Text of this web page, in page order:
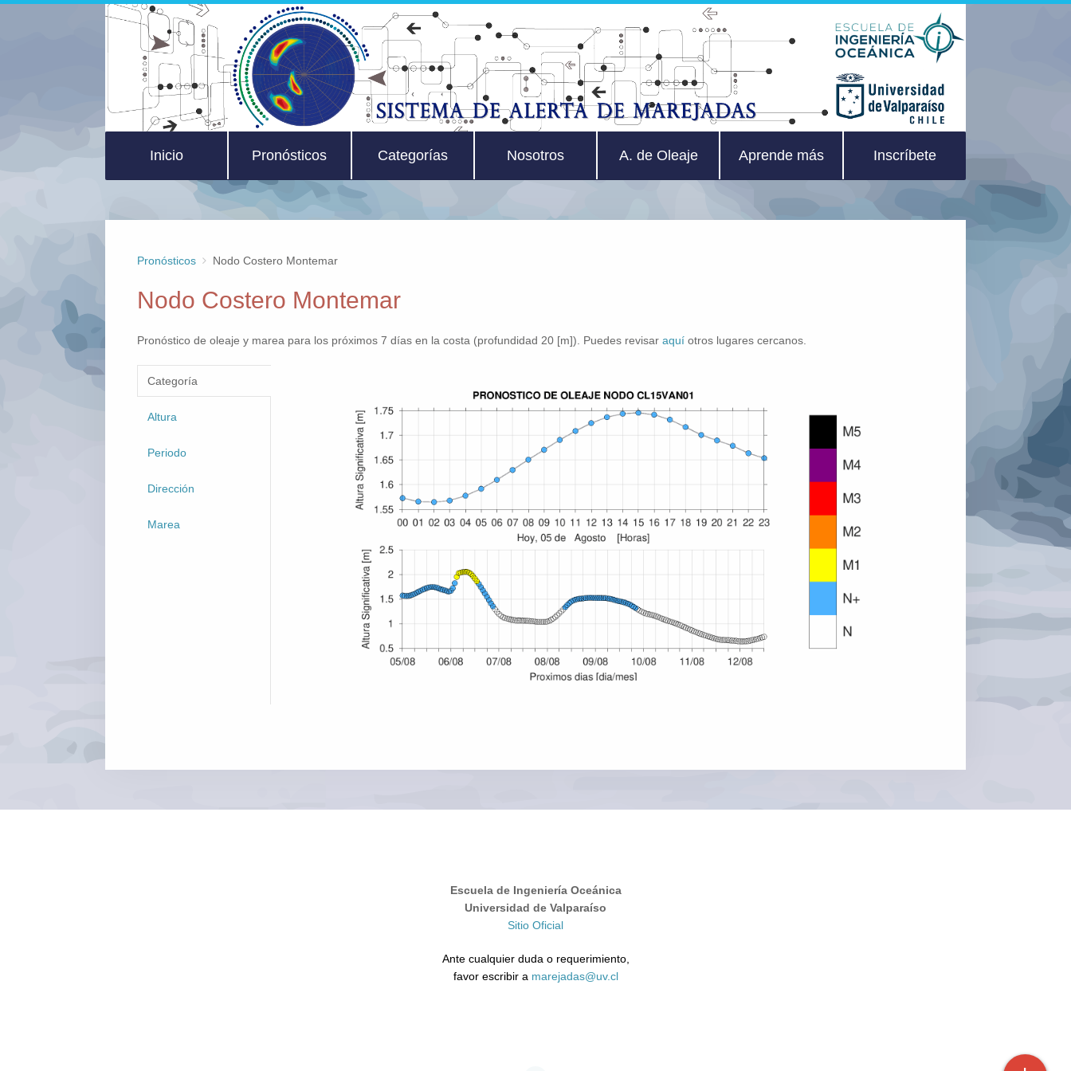
Inicio Pronósticos Categorías Nosotros A. de Oleaje Aprende más Inscríbete
Pronósticos Nodo Costero Montemar
Nodo Costero Montemar
Pronóstico de oleaje y marea para los próximos 7 días en la costa (profundidad 20 [m]). Puedes revisar aquí otros lugares cercanos.
Categoría
Altura
Periodo
Dirección
Marea
Escuela de Ingeniería Oceánica
Universidad de Valparaíso
Sitio Oficial
Ante cualquier duda o requerimiento,
favor escribir a marejadas@uv.cl